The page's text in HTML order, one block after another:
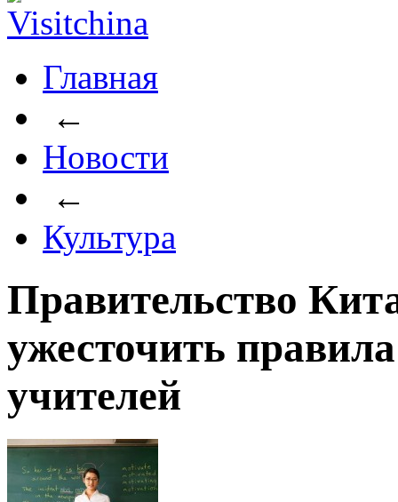
Главная
←
Новости
←
Культура
Правительство
ужесточить
учителей